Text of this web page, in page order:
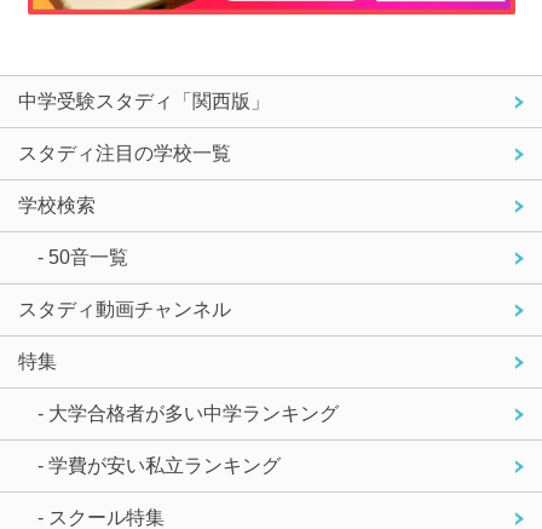
中学受験スタディ「関西版」
スタディ注目の学校一覧
学校検索
- 50音一覧
スタディ動画チャンネル
特集
- 大学合格者が多い中学ランキング
- 学費が安い私立ランキング
- スクール特集